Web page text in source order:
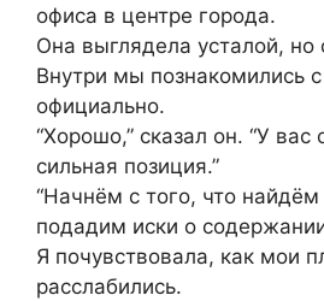
офиса в центре города.
Она выглядела усталой, но
Внутри мы познакомились
официально.
“Хорошо,” сказал он. “У вас
сильная позиция.”
“Начнём с того, что
подадим иски о
Я почувствовала, как мои
расслабились.